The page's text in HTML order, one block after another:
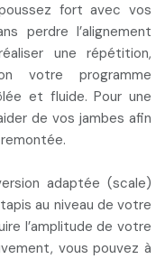
fort avec vos
perdre l’alignement
une répétition,
votre programme
et fluide. Pour une
de vos jambes afin
adaptée (scale)
au niveau de votre
l’amplitude de votre
vous pouvez à